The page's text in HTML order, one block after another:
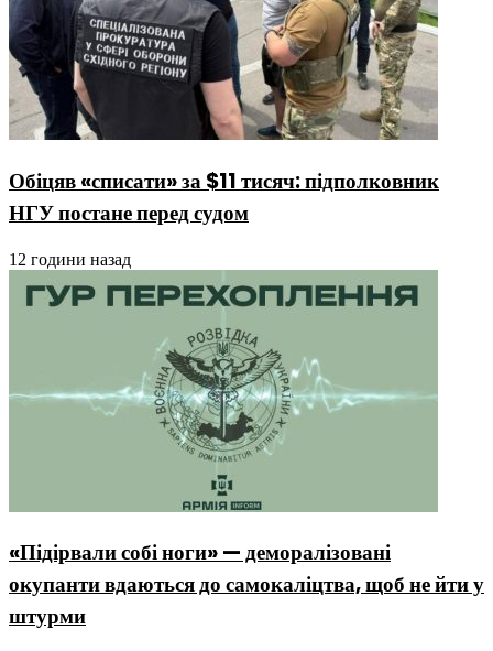
Обіцяв «списати» за $11 тисяч: підполковник
НГУ постане перед судом
12 години назад
«Підірвали собі ноги» — деморалізовані
окупанти вдаються до самокаліцтва, щоб не йти у
штурми